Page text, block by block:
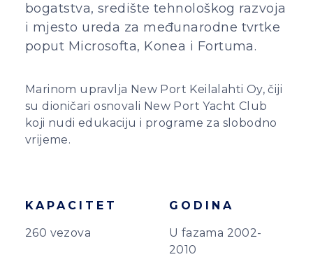
bogatstva, središte tehnološkog razvoja
i mjesto ureda za međunarodne tvrtke
poput Microsofta, Konea i Fortuma.
Marinom upravlja New Port Keilalahti Oy, čiji
su dioničari osnovali New Port Yacht Club
koji nudi edukaciju i programe za slobodno
vrijeme.
KAPACITET
260 vezova
GODINA
U fazama 2002-
2010